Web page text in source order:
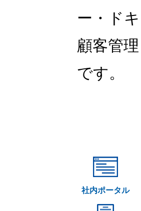
ー・ド
顧客管
です。
社内ポータル